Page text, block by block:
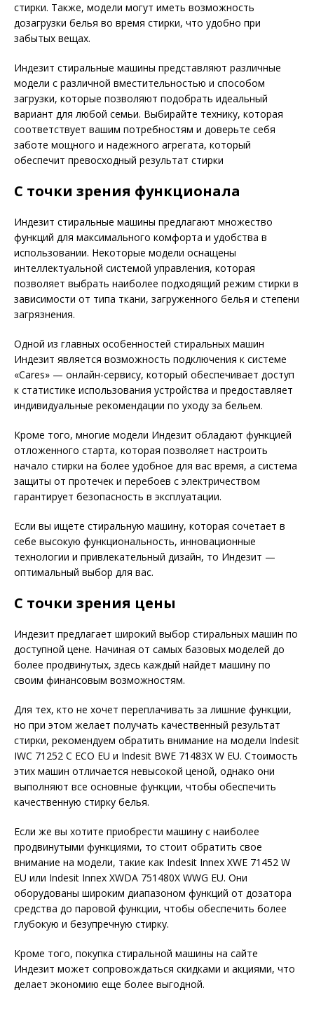
стирки. Также, модели могут иметь возможность
дозагрузки белья во время стирки, что удобно при
забытых вещах.
Индезит стиральные машины представляют различные
модели с различной вместительностью и способом
загрузки, которые позволяют подобрать идеальный
вариант для любой семьи. Выбирайте технику, которая
соответствует вашим потребностям и доверьте себя
заботе мощного и надежного агрегата, который
обеспечит превосходный результат стирки
С точки зрения функционала
Индезит стиральные машины предлагают множество
функций для максимального комфорта и удобства в
использовании. Некоторые модели оснащены
интеллектуальной системой управления, которая
позволяет выбрать наиболее подходящий режим стирки в
зависимости от типа ткани, загруженного белья и степени
загрязнения.
Одной из главных особенностей стиральных машин
Индезит является возможность подключения к системе
«Cares» — онлайн-сервису, который обеспечивает доступ
к статистике использования устройства и предоставляет
индивидуальные рекомендации по уходу за бельем.
Кроме того, многие модели Индезит обладают функцией
отложенного старта, которая позволяет настроить
начало стирки на более удобное для вас время, а система
защиты от протечек и перебоев с электричеством
гарантирует безопасность в эксплуатации.
Если вы ищете стиральную машину, которая сочетает в
себе высокую функциональность, инновационные
технологии и привлекательный дизайн, то Индезит —
оптимальный выбор для вас.
С точки зрения цены
Индезит предлагает широкий выбор стиральных машин по
доступной цене. Начиная от самых базовых моделей до
более продвинутых, здесь каждый найдет машину по
своим финансовым возможностям.
Для тех, кто не хочет переплачивать за лишние функции,
но при этом желает получать качественный результат
стирки, рекомендуем обратить внимание на модели Indesit
IWC 71252 C ECO EU и Indesit BWE 71483X W EU. Стоимость
этих машин отличается невысокой ценой, однако они
выполняют все основные функции, чтобы обеспечить
качественную стирку белья.
Если же вы хотите приобрести машину с наиболее
продвинутыми функциями, то стоит обратить свое
внимание на модели, такие как Indesit Innex XWE 71452 W
EU или Indesit Innex XWDA 751480X WWG EU. Они
оборудованы широким диапазоном функций от дозатора
средства до паровой функции, чтобы обеспечить более
глубокую и безупречную стирку.
Кроме того, покупка стиральной машины на сайте
Индезит может сопровождаться скидками и акциями, что
делает экономию еще более выгодной.